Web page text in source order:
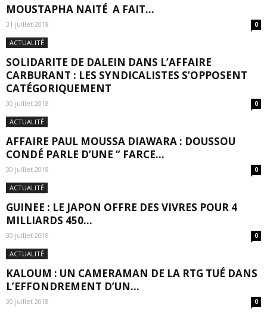
MOUSTAPHA NAITÉ A FAIT...
31 juillet 2018 0
ACTUALITÉ
SOLIDARITE DE DALEIN DANS L’AFFAIRE
CARBURANT : LES SYNDICALISTES S’OPPOSENT
CATÉGORIQUEMENT
30 juillet 2018 0
ACTUALITÉ
AFFAIRE PAUL MOUSSA DIAWARA : DOUSSOU
CONDÉ PARLE D’UNE ‘’ FARCE...
30 juillet 2018 0
ACTUALITÉ
GUINEE : LE JAPON OFFRE DES VIVRES POUR 4
MILLIARDS 450...
30 juillet 2018 0
ACTUALITÉ
KALOUM : UN CAMERAMAN DE LA RTG TUÉ DANS
L’EFFONDREMENT D’UN...
30 juillet 2018 0